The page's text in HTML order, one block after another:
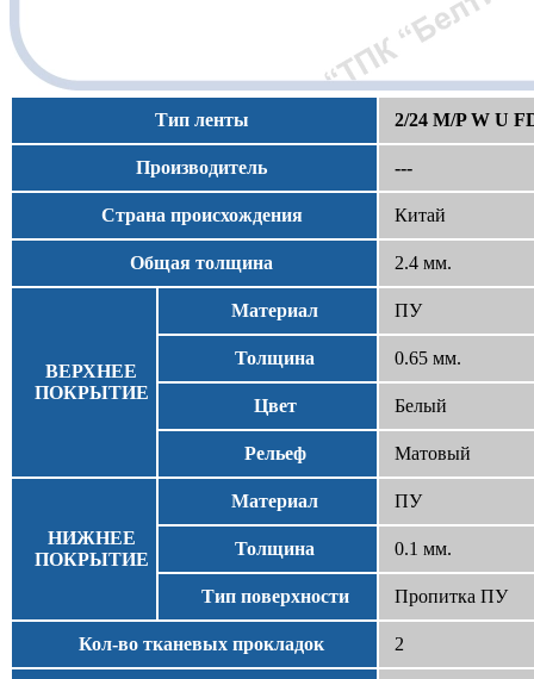
Тип ленты 2/24 M/P W U
Производитель ---
Страна происхождения Китай
Общая толщина 2.4 мм.
ВЕРХНЕЕ
ПОКРЫТИЕ
Материал ПУ
Толщина 0.65 мм.
Цвет Белый
Рельеф Матовый
НИЖНЕЕ
ПОКРЫТИЕ
Материал ПУ
Толщина 0.1 мм.
Тип поверхности Пропитка ПУ
Кол-во тканевых прокладок 2